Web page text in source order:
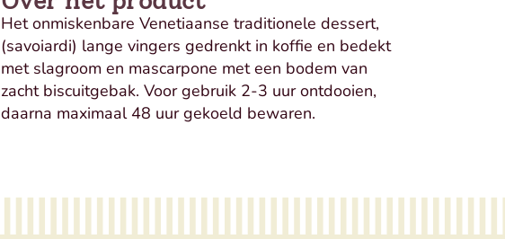
Het onmiskenbare Venetiaanse traditionele dessert,
(savoiardi) lange vingers gedrenkt in koffie en bedekt
met slagroom en mascarpone met een bodem van
zacht biscuitgebak. Voor gebruik 2-3 uur ontdooien,
daarna maximaal 48 uur gekoeld bewaren.